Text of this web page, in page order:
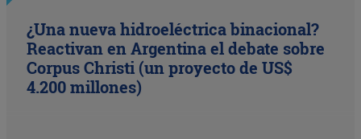
¿Una nueva hidroeléctrica binacional?
Reactivan en Argentina el debate sobre
Corpus Christi (un proyecto de US$
4.200 millones)